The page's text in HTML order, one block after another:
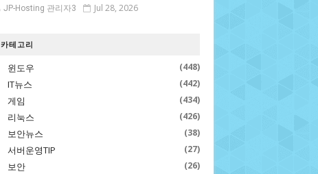
JP-Hosting 관리자3 Jul 28, 2026
카테고리
윈도우 (448)
IT뉴스 (442)
게임 (434)
리눅스 (426)
보안뉴스 (38)
서버운영TIP (27)
보안 (26)